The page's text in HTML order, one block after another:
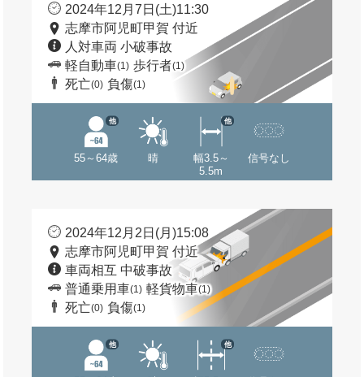
2024年12月7日(土)11:30
志摩市阿児町甲賀 付近
人対車両 小破事故
軽自動車(1) 歩行者(1)
死亡(0) 負傷(1)
55～64歳
他
晴
幅3.5～
5.5m
他
信号なし
2024年12月2日(月)15:08
志摩市阿児町甲賀 付近
車両相互 中破事故
普通乗用車(1) 軽貨物車(1)
死亡(0) 負傷(1)
他 他